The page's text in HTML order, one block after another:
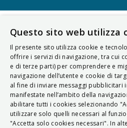
Questo sito web utilizza
Il presente sito utilizza cookie e
offrire i servizi di navigazione, tra cui
e di terze parti) per comprendere e
navigazione dell’utente e cookie di
al fine di inviare messaggi pubblicitari
manifestate nell’ambito della
abilitare tutti i cookies selezionando
utilizzare solo quelli necessari al
"Accetta solo cookies necessari". In